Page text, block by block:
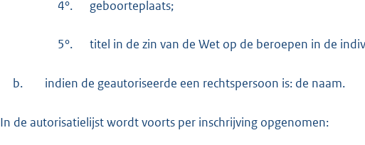
4°. geboorteplaats;
5°. titel in de zin van de Wet op de beroepen in de
b. indien de geautoriseerde een rechtspersoon is: de naam.
In de autorisatielijst wordt voorts per inschrijving opgenomen: